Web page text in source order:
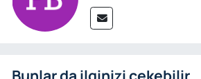
Bunlar da ilginizi çekebilir